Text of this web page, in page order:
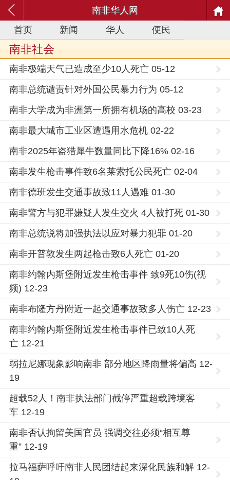
南非华人网
首页
新闻 华人 便民
南非社会
南非极端天气已造成至少10人死亡 05-12
南非总统谴责针对外国公民暴力行为 05-12
南非大学成为非洲第一所拥有机场的高校 03-23
南非最大城市工业区遭遇用水危机 02-22
南非2025年盗猎犀牛数量同比下降16% 02-16
南非发生枪击事件致6名莱索托公民死亡 02-04
南非德班发生交通事故致11人遇难 01-30
南非警方与犯罪嫌疑人发生交火 4人被打死 01-30
南非总统说将加强执法以应对暴力犯罪 01-20
南非开普敦发生两起枪击致6人死亡 01-20
南非约翰内斯堡附近发生枪击事件 致9死10伤(视
频) 12-23
南非布隆方丹附近一起交通事故致多人伤亡 12-23
南非约翰内斯堡附近发生枪击事件已致10人死
亡 12-21
弱拉尼娜现象影响南非 部分地区降雨量将偏高 12-
19
超载52人！南非执法部门截停严重超载跨境客
车 12-19
南非否认拘留美国官员 强调交往必须“相互尊
重” 12-19
拉马福萨呼吁南非人民团结起来深化民族和解 12-